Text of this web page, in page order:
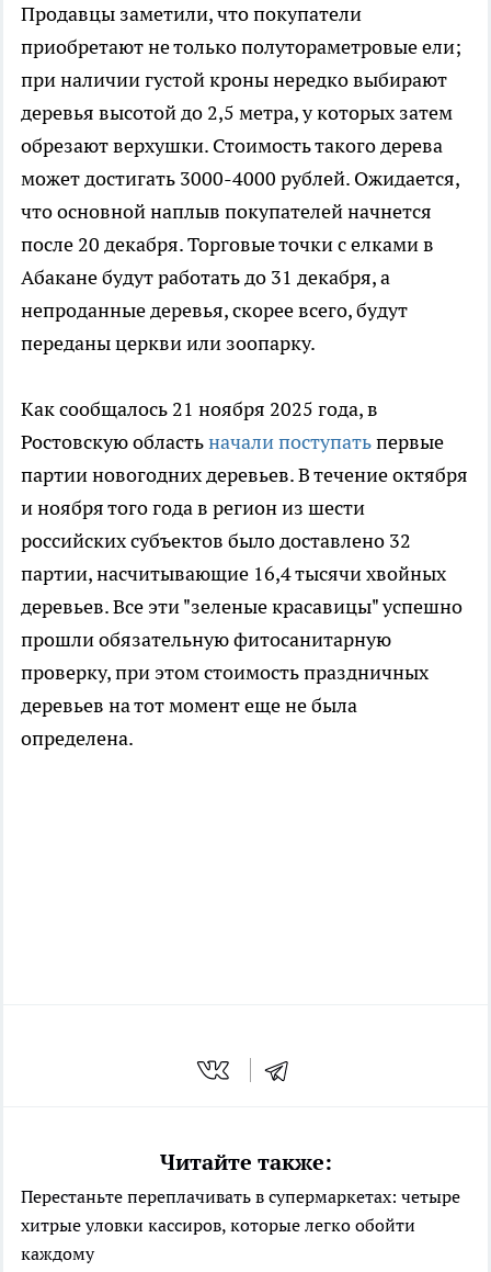
Продавцы заметили, что покупатели
приобретают не только полутораметровые ели;
при наличии густой кроны нередко выбирают
деревья высотой до 2,5 метра, у которых затем
обрезают верхушки. Стоимость такого дерева
может достигать 3000-4000 рублей. Ожидается,
что основной наплыв покупателей начнется
после 20 декабря. Торговые точки с елками в
Абакане будут работать до 31 декабря, а
непроданные деревья, скорее всего, будут
переданы церкви или зоопарку.
Как сообщалось 21 ноября 2025 года, в
Ростовскую областьначали поступатьпервые
партии новогодних деревьев. В течение октября
и ноября того года в регион из шести
российских субъектов было доставлено 32
партии, насчитывающие 16,4 тысячи хвойных
деревьев. Все эти "зеленые красавицы" успешно
прошли обязательную фитосанитарную
проверку, при этом стоимость праздничных
деревьев на тот момент еще не была
определена.
Читайте также:
Перестаньте переплачивать в супермаркетах: четыре
хитрые уловки кассиров, которые легко обойти
каждому